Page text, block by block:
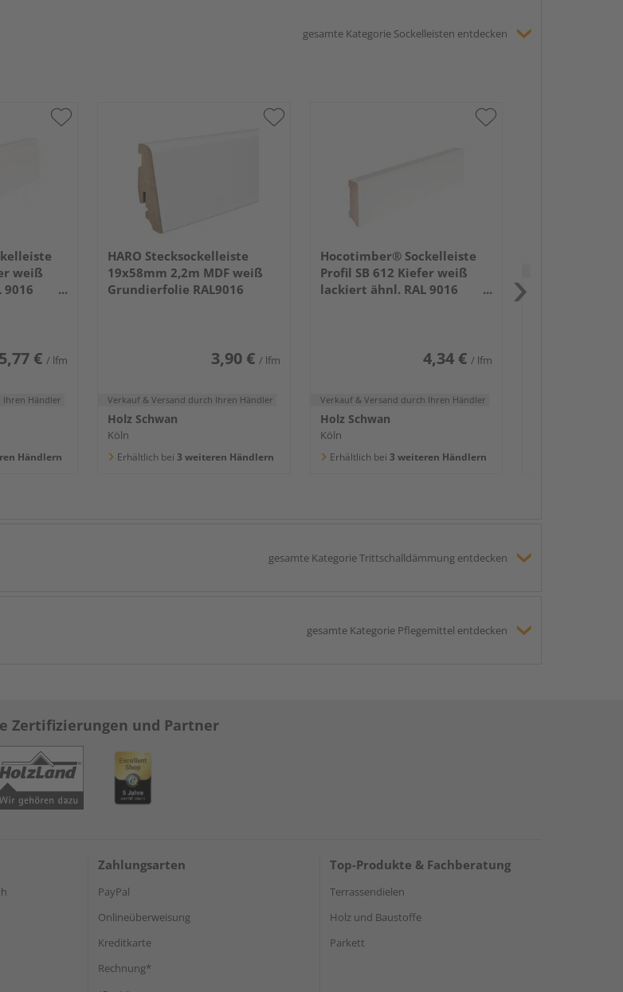
gesamte Kategorie Sockelleisten entdecken
weiß
9016
5,77 € / lfm
Ihren Händler
Händlern
HARO Stecksockelleiste
19x58mm 2,2m MDF weiß
Grundierfolie RAL9016
3,90 € / lfm
Verkauf & Versand durch Ihren Händler
Holz Schwan
Köln
Erhältlich bei 3 weiteren Händlern
Hocotimber® Sockelleiste
Profil SB 612 Kiefer weiß
lackiert ähnl. RAL 9016
4,34 € / lfm
Verkauf & Versand durch Ihren Händler
Holz Schwan
Köln
Erhältlich bei 3 weiteren Händlern
gesamte Kategorie Trittschalldämmung entdecken
gesamte Kategorie Pflegemittel entdecken
Zertifizierungen und Partner
Zahlungsarten
PayPal
Onlineüberweisung
Kreditkarte
Rechnung*
Top-Produkte & Fachberatung
Terrassendielen
Holz und Baustoffe
Parkett